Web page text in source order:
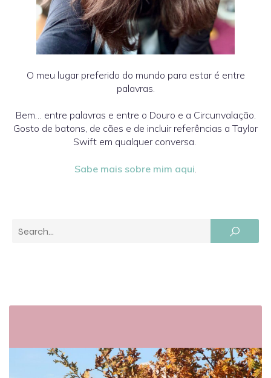
O meu lugar preferido do mundo para estar é entre
palavras.
Bem… entre palavras e entre o Douro e a Circunvalação.
Gosto de batons, de cães e de incluir referências a Taylor
Swift em qualquer conversa.
Sabe mais sobre mim aqui.